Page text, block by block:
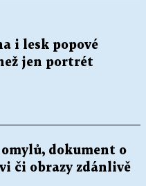
i lesk popové
jen portrét
dokument o
či obrazy zdánlivě